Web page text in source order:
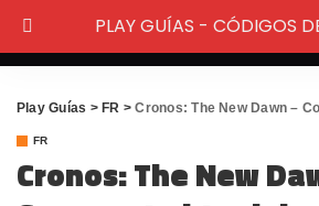
Play Guías > FR >Cronos: The New Dawn – Comment obtenir le
FR
Cronos: The New
PLAY GUÍAS - CÓDIGOS